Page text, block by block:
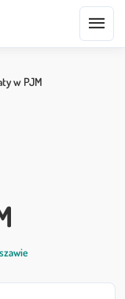
menu
w PJM